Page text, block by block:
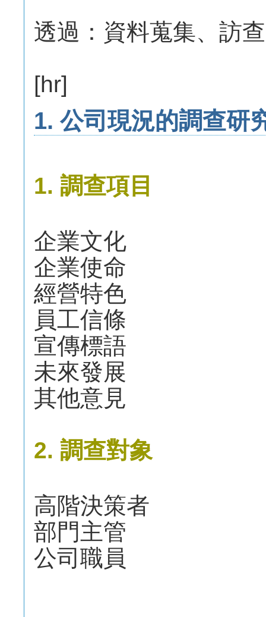
透過：資料蒐集、訪
[hr]
1. 公司現況的調查研
1. 調查項目
企業文化
企業使命
經營特色
員工信條
宣傳標語
未來發展
其他意見
2. 調查對象
高階決策者
部門主管
公司職員